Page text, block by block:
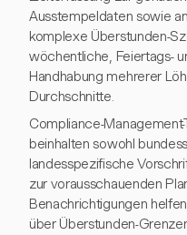
Ausstempeldaten sowie
komplexe Überstunden-
wöchentliche, Feiertags-
Handhabung mehrerer
Durchschnitte.
Compliance-
beinhalten sowohl
landesspezifische
zur vorausschauenden
Benachrichtigungen
über Überstunden-